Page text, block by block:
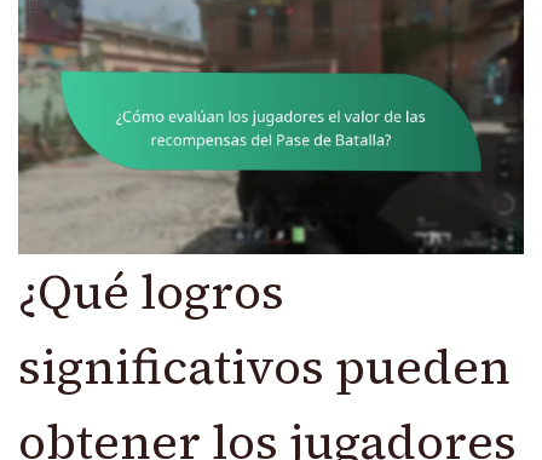
¿Qué logros
significativos pueden
obtener los jugadores